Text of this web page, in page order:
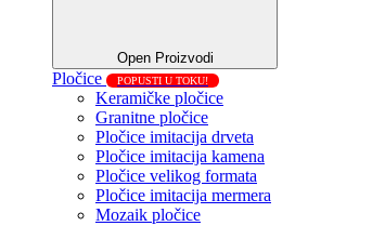
Open Proizvodi
Pločice POPUSTI U TOKU!
Keramičke pločice
Granitne pločice
Pločice imitacija drveta
Pločice imitacija kamena
Pločice velikog formata
Pločice imitacija mermera
Mozaik pločice